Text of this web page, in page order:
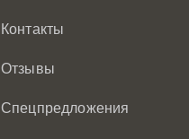
Контакты
Отзывы
Спецпредложения